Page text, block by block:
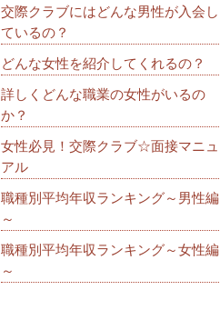
交際クラブにはどんな男性が入会し
ているの？
どんな女性を紹介してくれるの？
詳しくどんな職業の女性がいるの
か？
女性必見！交際クラブ☆面接マニュ
アル
職種別平均年収ランキング～男性編
～
職種別平均年収ランキング～女性編
～